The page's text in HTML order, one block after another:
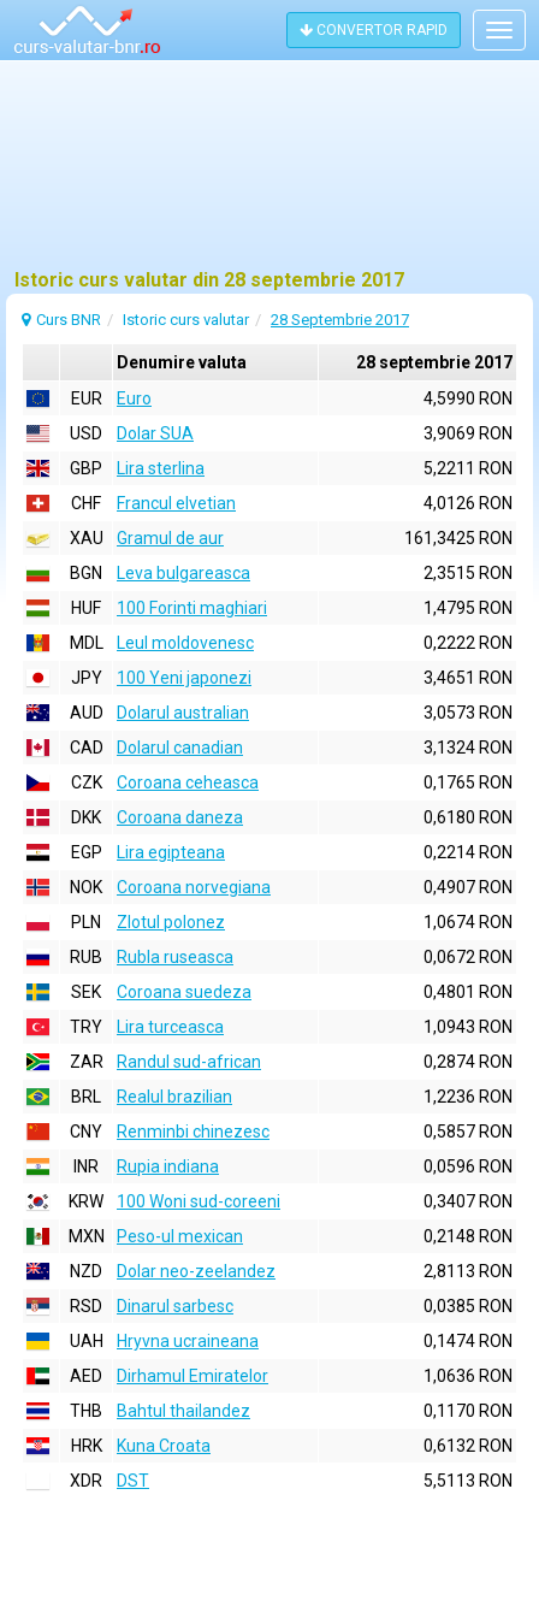
CONVERTOR RAPID
Istoric curs valutar din 28 septembrie 2017
Curs BNR Istoric curs valutar 28 Septembrie 2017
Denumire valuta
28 septembrie 2017
EUR
Euro
4,5990 RON
USD
Dolar SUA
3,9069 RON
GBP
Lira sterlina
5,2211 RON
CHF
Francul elvetian
4,0126 RON
XAU
Gramul de aur
161,3425 RON
BGN
Leva bulgareasca
2,3515 RON
HUF
100 Forinti maghiari
1,4795 RON
MDL
Leul moldovenesc
0,2222 RON
JPY
100 Yeni japonezi
3,4651 RON
AUD
Dolarul australian
3,0573 RON
CAD
Dolarul canadian
3,1324 RON
CZK
Coroana ceheasca
0,1765 RON
DKK
Coroana daneza
0,6180 RON
EGP
Lira egipteana
0,2214 RON
NOK
Coroana norvegiana
0,4907 RON
PLN
Zlotul polonez
1,0674 RON
RUB
Rubla ruseasca
0,0672 RON
SEK
Coroana suedeza
0,4801 RON
TRY
Lira turceasca
1,0943 RON
ZAR
Randul sud-african
0,2874 RON
BRL
Realul brazilian
1,2236 RON
CNY
Renminbi chinezesc
0,5857 RON
INR
Rupia indiana
0,0596 RON
KRW
100 Woni sud-coreeni
0,3407 RON
MXN
Peso-ul mexican
0,2148 RON
NZD
Dolar neo-zeelandez
2,8113 RON
RSD
Dinarul sarbesc
0,0385 RON
UAH
Hryvna ucraineana
0,1474 RON
AED
Dirhamul Emiratelor
1,0636 RON
THB
Bahtul thailandez
0,1170 RON
HRK
Kuna Croata
0,6132 RON
XDR
DST 5,5113 RON